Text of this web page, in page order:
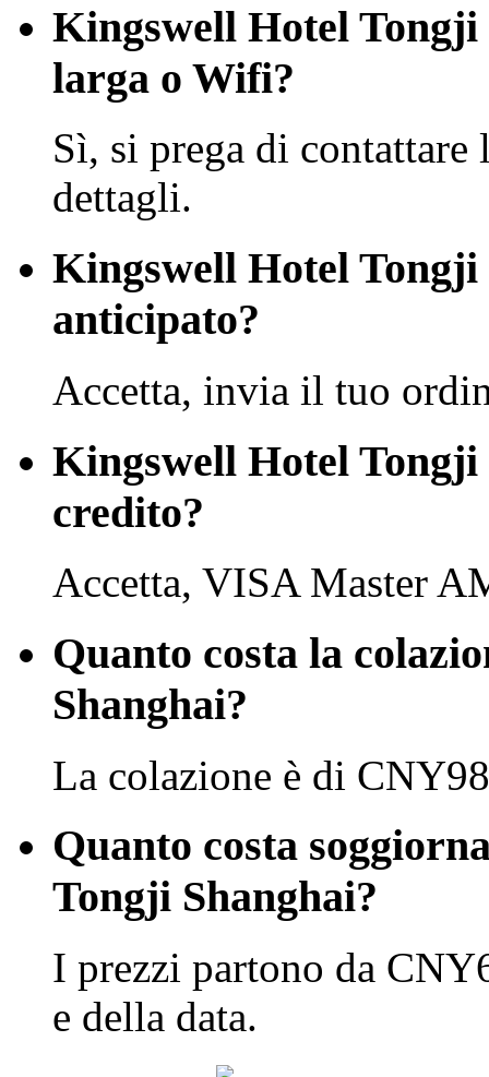
Kingswell Hotel Tongji
larga o Wifi?
Sì, si prega di
dettagli.
Kingswell Hotel Tongji
anticipato?
Accetta, invia il tuo
Kingswell Hotel Tongji
credito?
Accetta, VISA Master
Quanto costa la
Shanghai?
La colazione è di
Quanto costa
Tongji Shanghai?
I prezzi partono da
e della data.